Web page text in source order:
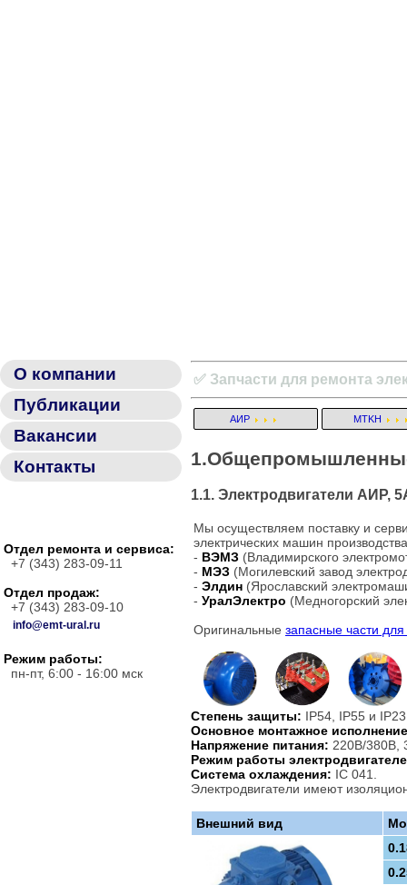
О компании
Публикации
Вакансии
Контакты
Отдел ремонта и сервиса:
+7 (343) 283-09-11
Отдел продаж:
+7 (343) 283-09-10
info@emt-ural.ru
Режим работы:
пн-пт, 6:00 - 16:00 мск
✅ Запчасти для ремонта
АИР MTKH
1.1. Электродвигатели АИР,
Мы осуществляем поставку и
электрических машин
- ВЭМЗ (Владимирского
- МЭЗ (Могилевский завод
- Элдин (Ярославский
- УралЭлектро (Медногорский
Оригинальные запасные части для
Степень защиты: IP54, IP55 и
Основное монтажное
Напряжение питания: 220В/380В,
Режим работы
Система охлаждения: IC 041.
Электродвигатели имеют
Внешний вид